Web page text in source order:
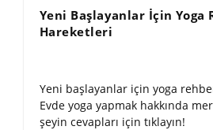
Yeni Başlayanlar İçin Yoga
Hareketleri
Yeni başlayanlar için yoga
Evde yoga yapmak hakkında
şeyin cevapları için tıklayın!